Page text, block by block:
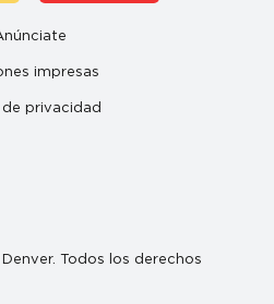
impresas
de privacidad
Todos los derechos